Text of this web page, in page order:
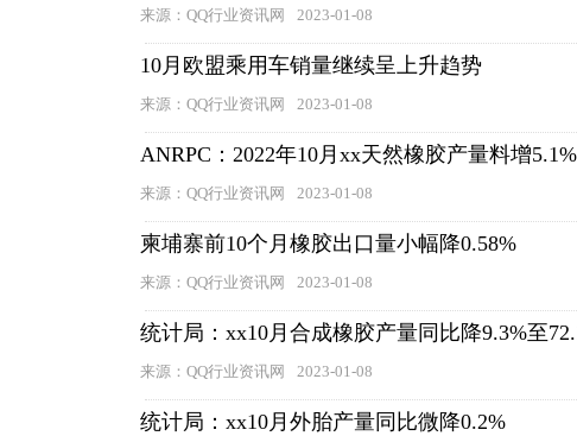
来源：QQ行业资讯网 2023-01-08
10月欧盟乘用车销量继续呈上升趋势
来源：QQ行业资讯网 2023-01-08
ANRPC：2022年10月xx天然橡胶产量料增
来源：QQ行业资讯网 2023-01-08
柬埔寨前10个月橡胶出口量小幅降0.58%
来源：QQ行业资讯网 2023-01-08
统计局：xx10月合成橡胶产量同比降9.3%至
来源：QQ行业资讯网 2023-01-08
统计局：xx10月外胎产量同比微降0.2%